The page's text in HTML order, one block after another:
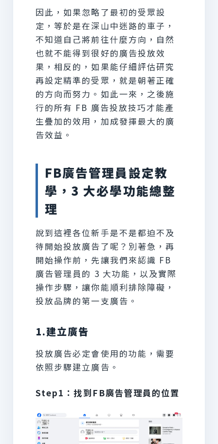
因此，如果忽略了最初的受眾設
定，等於是在深山中迷路的車子，
不知道自己將前往什麼方向，自然
也就不能得到很好的廣告投放效
果，相反的，如果能仔細評估研究
再設定精準的受眾，就是朝著正確
的方向而努力。如此一來，之後施
行的所有 FB 廣告投放技巧才能產
生疊加的效用，加成發揮最大的廣
告效益。
FB廣告管理員設定教
學，3 大必學功能總整
理
說到這裡各位新手是不是都迫不及
待開始投放廣告了呢？別著急，再
開始操作前，先讓我們來認識 FB
廣告管理員的 3 大功能，以及實際
操作步驟，讓你能順利排除障礙，
投放品牌的第一支廣告。
1.建立廣告
投放廣告必定會使用的功能，需要
依照步驟建立廣告。
Step1：找到FB廣告管理員的位置